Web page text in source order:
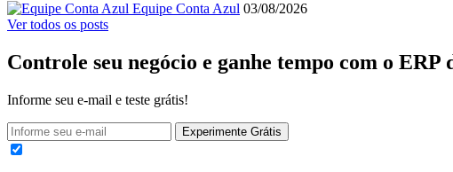
Equipe Conta Azul 03/08/2026
Ver todos os posts
Controle seu negócio e ganhe tempo com o ERP
Informe seu e-mail e teste grátis!
Experimente Grátis